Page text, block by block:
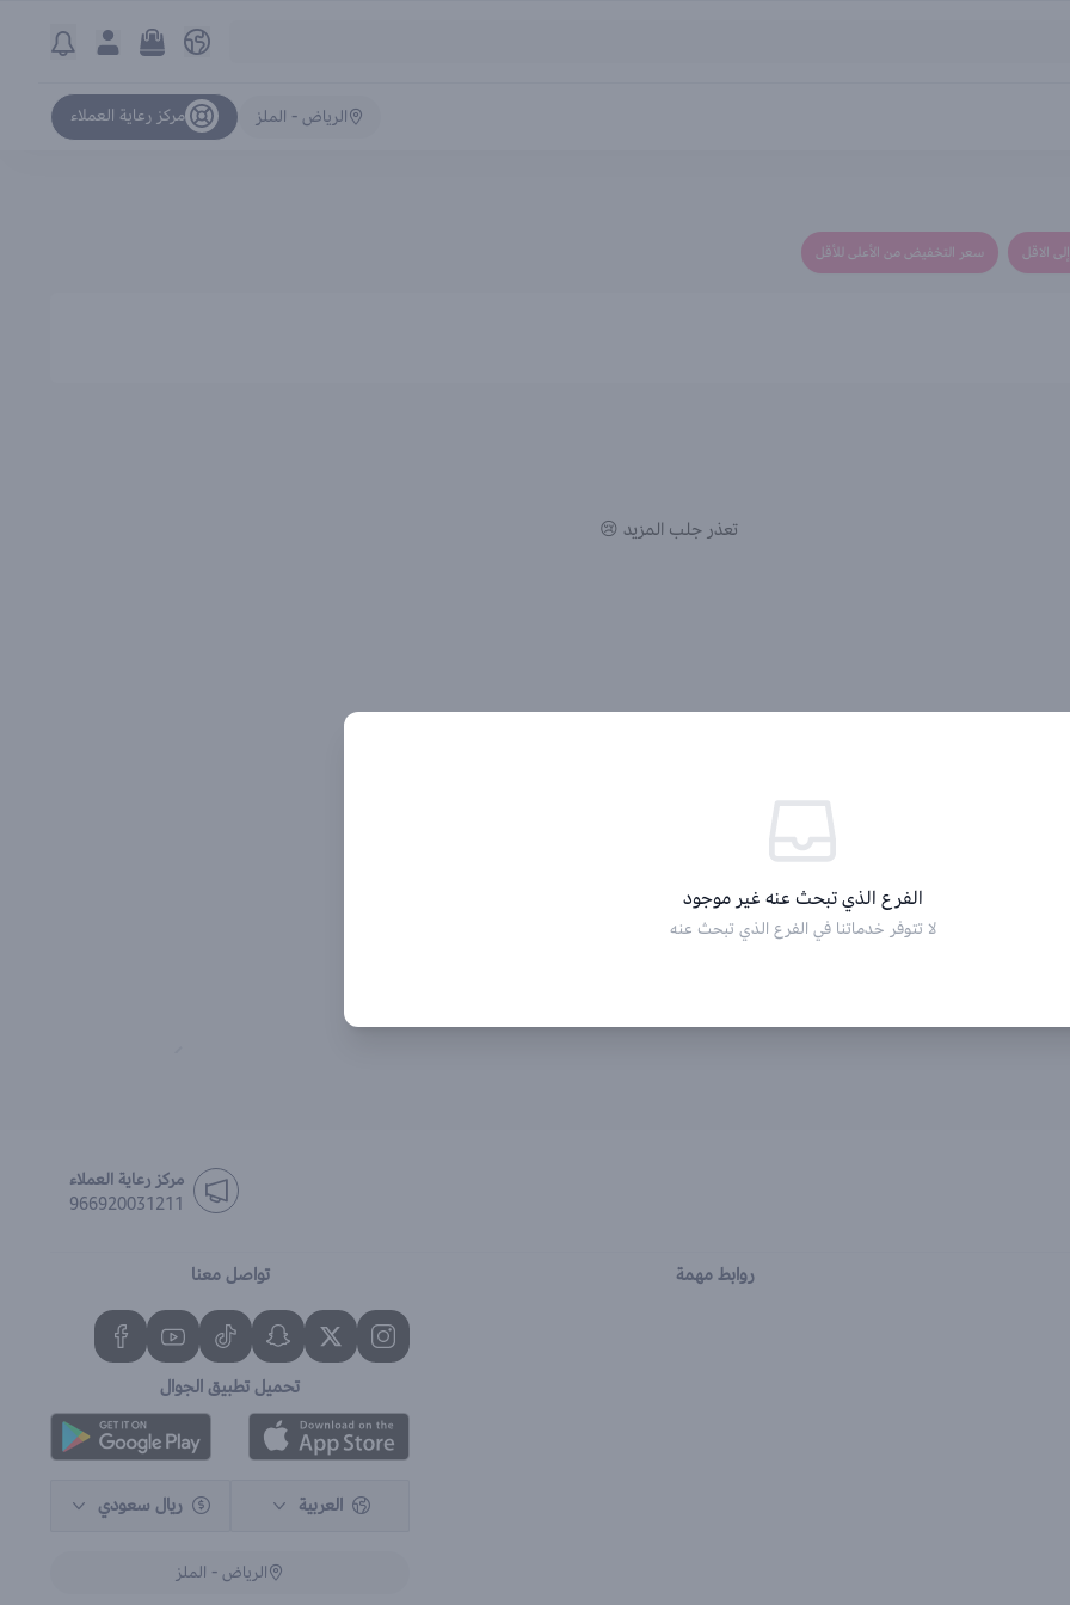
الرياض - الملز مركز رعاية العملاء
الاقل سعر التخفيض من الأعلى للأقل
تعذر جلب المزيد 😢
مركز رعاية العملاء
966920031211
روابط مهمة تواصل معنا
تحميل تطبيق الجوال
العربية ريال سعودي
الرياض - الملز
الفرع الذي تبحث عنه غير موجود
لا تتوفر خدماتنا في الفرع الذي تبحث عنه